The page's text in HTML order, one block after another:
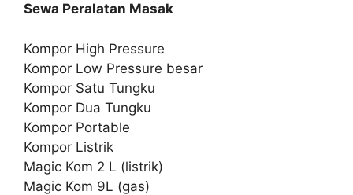
Sewa Peralatan Masak
Kompor High Pressure
Kompor Low Pressure besar
Kompor Satu Tungku
Kompor Dua Tungku
Kompor Portable
Kompor Listrik
Magic Kom 2 L (listrik)
Magic Kom 9L (gas)